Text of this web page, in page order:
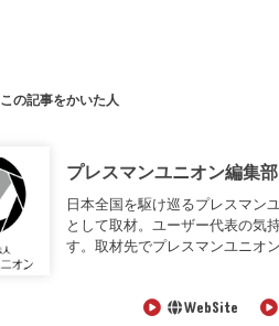
この記事をかいた人
プレスマンユニオン編集部
日本全国を駆け巡るプレスマン
として取材。ユーザー代表の気
す。取材先でプレスマンユニオ
WebSite